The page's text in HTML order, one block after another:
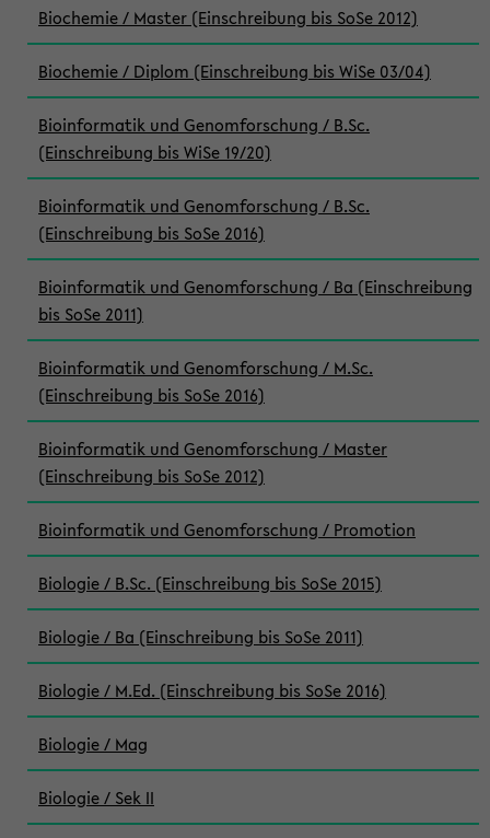
Biochemie / Master (Einschreibung bis SoSe 2012)
Biochemie / Diplom (Einschreibung bis WiSe 03/04)
Bioinformatik und Genomforschung / B.Sc.
(Einschreibung bis WiSe 19/20)
Bioinformatik und Genomforschung / B.Sc.
(Einschreibung bis SoSe 2016)
Bioinformatik und Genomforschung / Ba (Einschreibung
bis SoSe 2011)
Bioinformatik und Genomforschung / M.Sc.
(Einschreibung bis SoSe 2016)
Bioinformatik und Genomforschung / Master
(Einschreibung bis SoSe 2012)
Bioinformatik und Genomforschung / Promotion
Biologie / B.Sc. (Einschreibung bis SoSe 2015)
Biologie / Ba (Einschreibung bis SoSe 2011)
Biologie / M.Ed. (Einschreibung bis SoSe 2016)
Biologie / Mag
Biologie / Sek II